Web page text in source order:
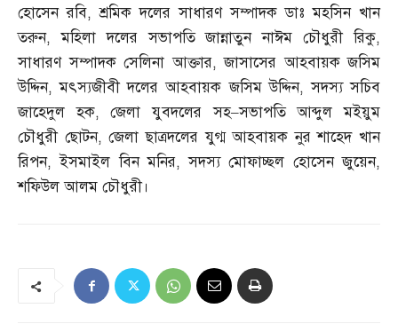
হোসেন রবি,শ্রমিক দলের সাধারণ সম্পাদক ডাঃ মহসিন খান
তরুন,মহিলা দলের সভাপতি জান্নাতুন নাঈম চৌধুরী রিকু,
সাধারণ সম্পাদক সেলিনা আক্তার,জাসাসের আহবায়ক জসিম
উদ্দিন,মৎস্যজীবী দলের আহবায়ক জসিম উদ্দিন,সদস্য সচিব
জাহেদুল হক,জেলা যুবদলের সহ–সভাপতি আব্দুল মইয়ুম
চৌধুরী ছোটন,জেলা ছাত্রদলের যুগ্ম আহবায়ক নুর শাহেদ খান
রিপন,ইসমাইল বিন মনির,সদস্য মোফাচ্ছল হোসেন জুয়েন,
শফিউল আলম চৌধুরী।